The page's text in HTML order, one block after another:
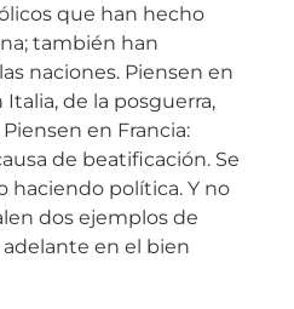
que han hecho
también han
naciones. Piensen en
de la posguerra,
en Francia:
de beatificación. Se
haciendo política. Y no
dos ejemplos de
en el bien